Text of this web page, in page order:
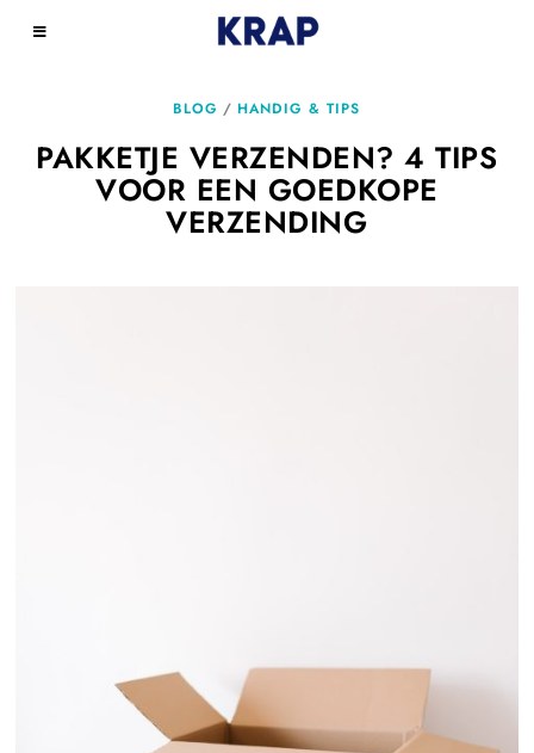
BLOG / HANDIG & TIPS
PAKKETJE VERZENDEN? 4 TIPS
VOOR EEN GOEDKOPE
VERZENDING